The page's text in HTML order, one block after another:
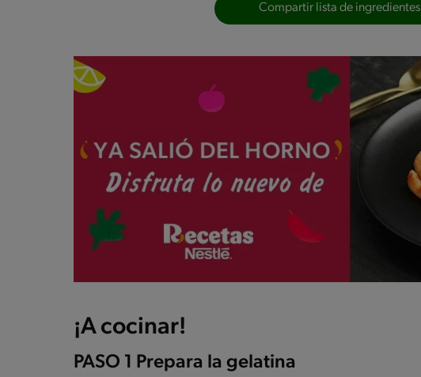
Compartir lista de ingredientes
¡A cocinar!
PASO 1 Prepara la gelatina